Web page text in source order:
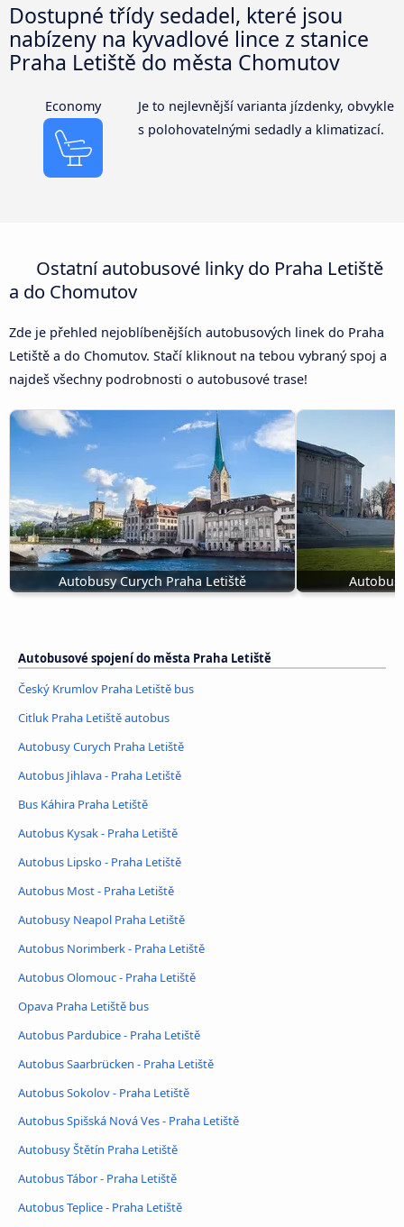
Dostupné třídy sedadel, které jsou
nabízeny na kyvadlové lince z stanice
Praha Letiště do města Chomutov
Economy
Je to nejlevnější varianta jízdenky, obvykle
s polohovatelnými sedadly a klimatizací.
Ostatní autobusové linky do Praha Letiště
a do Chomutov
Zde je přehled nejoblíbenějších autobusových linek do Praha
Letiště a do Chomutov. Stačí kliknout na tebou vybraný spoj a
najdeš všechny podrobnosti o autobusové trase!
Autobusy Curych Praha Letiště
Autobusové spojení do města Praha Letiště
Český Krumlov Praha Letiště bus
Citluk Praha Letiště autobus
Autobusy Curych Praha Letiště
Autobus Jihlava - Praha Letiště
Bus Káhira Praha Letiště
Autobus Kysak - Praha Letiště
Autobus Lipsko - Praha Letiště
Autobus Most - Praha Letiště
Autobusy Neapol Praha Letiště
Autobus Norimberk - Praha Letiště
Autobus Olomouc - Praha Letiště
Opava Praha Letiště bus
Autobus Pardubice - Praha Letiště
Autobus Saarbrücken - Praha Letiště
Autobus Sokolov - Praha Letiště
Autobus Spišská Nová Ves - Praha Letiště
Autobusy Štětín Praha Letiště
Autobus Tábor - Praha Letiště
Autobus Teplice - Praha Letiště